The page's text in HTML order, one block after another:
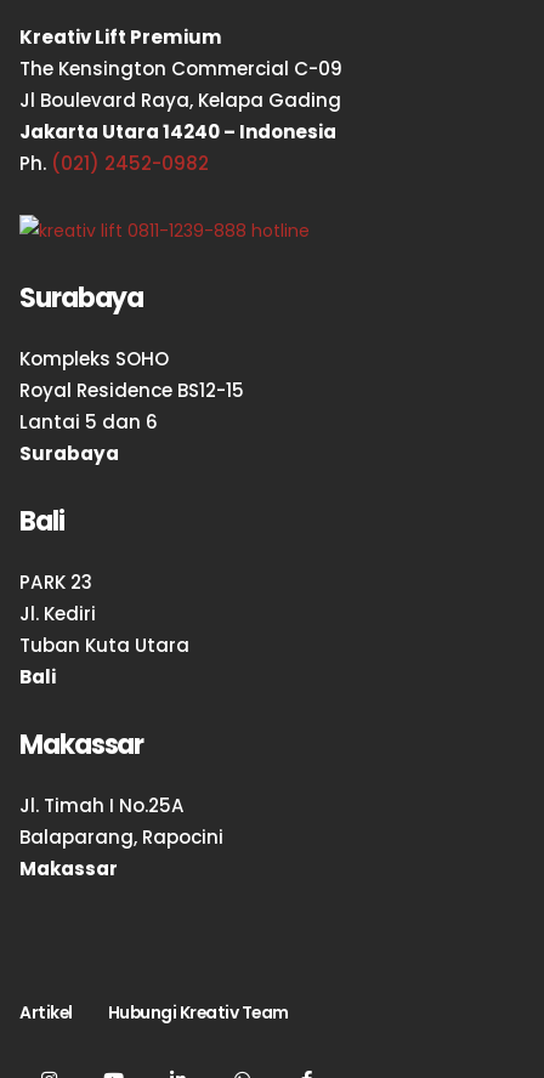
Kreativ Lift Premium
The Kensington Commercial C-09
Jl Boulevard Raya, Kelapa Gading
Jakarta Utara 14240 – Indonesia
Ph. (021) 2452-0982
Surabaya
Kompleks SOHO
Royal Residence BS12-15
Lantai 5 dan 6
Surabaya
Bali
PARK 23
Jl. Kediri
Tuban Kuta Utara
Bali
Makassar
Jl. Timah I No.25A
Balaparang, Rapocini
Makassar
Artikel Hubungi Kreativ Team